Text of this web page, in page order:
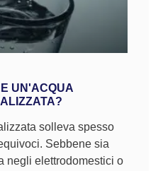
UN'ACQUA
solleva spesso
Sebbene sia
negli elettrodomestici o